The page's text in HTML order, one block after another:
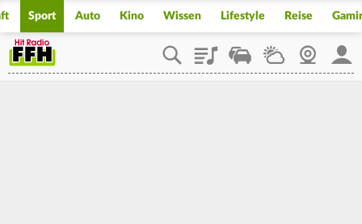
Sport Auto Kino Wissen Lifestyle Reise
PlaylistStaupilotWetterWebcam